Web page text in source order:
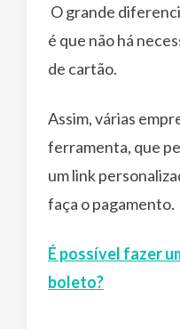
O grande
é que não há
de cartão.
Assim, várias
ferramenta, que
um link
faça o pagamento.
É possível fazer
boleto?